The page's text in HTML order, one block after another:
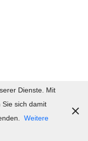
Dienste. Mit
sich damit
Weitere